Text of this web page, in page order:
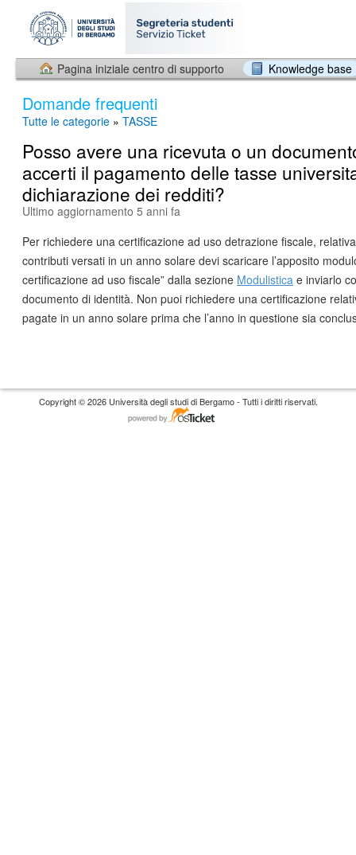
Pagina iniziale centro di supporto Knowledge base
Domande frequenti
Tutte le categorie » TASSE
Posso avere una ricevuta o un
accerti il pagamento delle tasse
dichiarazione dei redditi?
Ultimo aggiornamento 5 anni fa
Per richiedere una certificazione ad uso detrazione fiscale,
contributi versati in un anno solare devi scaricare l’apposito
certificazione ad uso fiscale” dalla sezione Modulistica e inviarlo
documento di identità. Non puoi richiedere una certificazione
pagate in un anno solare prima che l’anno in questione sia
Copyright © 2026 Università degli studi di Bergamo - Tutti i diritti riservati.